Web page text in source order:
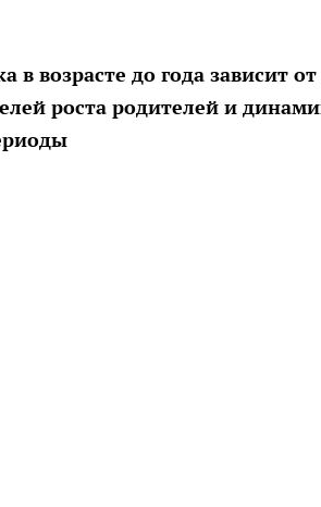
в возрасте до года зависит
роста родителей и